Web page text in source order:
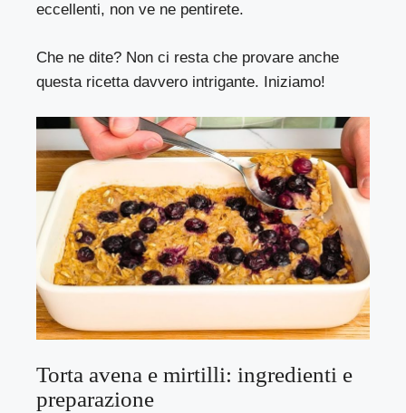
eccellenti, non ve ne pentirete.
Che ne dite? Non ci resta che provare anche
questa ricetta davvero intrigante. Iniziamo!
Torta avena e mirtilli: ingredienti e
preparazione